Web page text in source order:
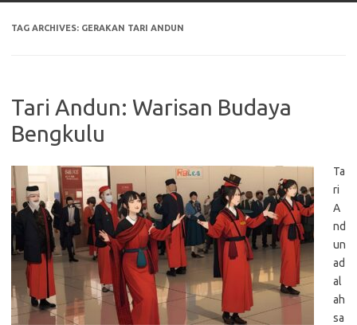
TAG ARCHIVES: GERAKAN TARI ANDUN
Tari Andun: Warisan Budaya
Bengkulu
Ta
ri
A
nd
un
ad
al
ah
sa